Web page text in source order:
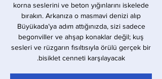
korna seslerini ve beton yığınlarını iskelede
bırakın. Arkanıza o masmavi denizi alıp
Büyükada’ya adım attığınızda, sizi sadece
begonviller ve ahşap konaklar değil; kuş
sesleri ve rüzgarın fısıltısıyla örülü gerçek bir
bisiklet cenneti karşılayacak.